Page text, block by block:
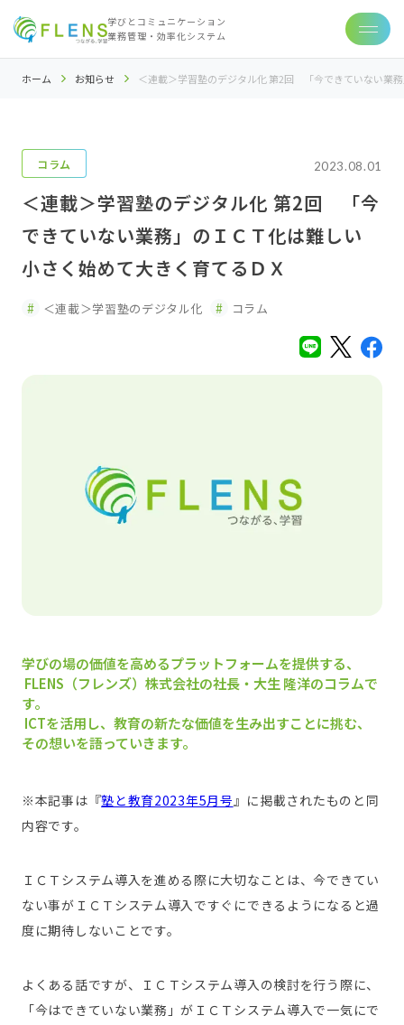
学びとコミュニケーション
業務管理・効率化システム
ホーム お知らせ ＜連載＞学習塾のデジタル化 第2回 「今できていない業
コラム 2023.08.01
＜連載＞学習塾のデジタル化 第2回 「今
できていない業務」のＩＣＴ化は難しい
小さく始めて大きく育てるＤＸ
＜連載＞学習塾のデジタル化 コラム
学びの場の価値を高めるプラットフォームを提供する、
FLENS（フレンズ）株式会社の社長・大生 隆洋のコラムで
す。
ICTを活用し、教育の新たな価値を生み出すことに挑む、
その想いを語っていきます。
※本記事は『塾と教育2023年5月号』に掲載されたものと同
内容です。
ＩＣＴシステム導入を進める際に大切なことは、今できてい
ない事がＩＣＴシステム導入ですぐにできるようになると過
度に期待しないことです。
よくある話ですが、ＩＣＴシステム導入の検討を行う際に、
「今はできていない業務」がＩＣＴシステム導入で一気にで